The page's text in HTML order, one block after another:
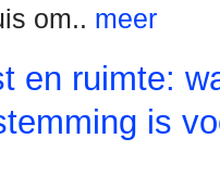
om.. meer
en ruimte:
is